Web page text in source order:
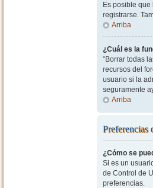
Es posible
registrarse.
Arriba
¿Cuál es la
"Borrar todas
recursos del
usuario si la
seguramente
Arriba
Preferencias
¿Cómo se
Si es un
de Control de
preferencias.